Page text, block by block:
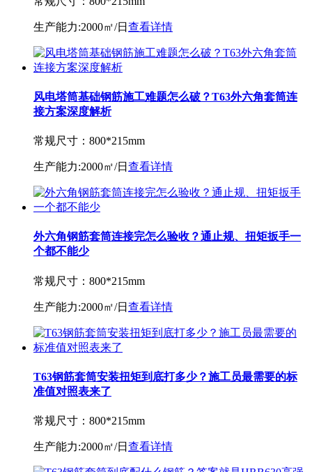
生产能力:2000㎡/日 查看详情
风电塔筒基础钢筋施工难题怎么破？T63外六角套筒连
接方案深度解析
常规尺寸： 800*215mm
生产能力:2000㎡/日 查看详情
外六角钢筋套筒连接完怎么验收？通止规、扭矩扳手一
个都不能少
常规尺寸： 800*215mm
生产能力:2000㎡/日 查看详情
T63钢筋套筒安装扭矩到底打多少？施工员最需要的标
准值对照表来了
常规尺寸： 800*215mm
生产能力:2000㎡/日 查看详情